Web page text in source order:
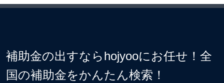
補助金の出すならhojyooにお任せ！全
国の補助金をかんたん検索！